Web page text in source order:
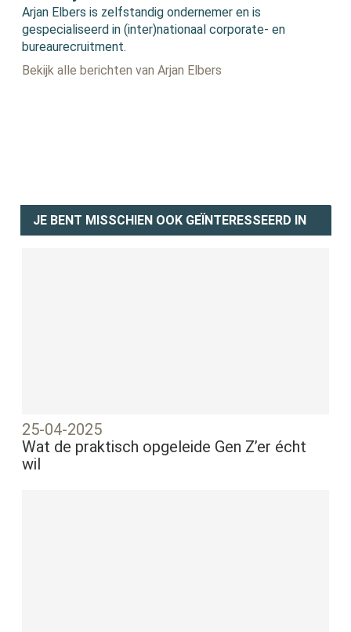
Arjan Elbers is zelfstandig ondernemer en is
gespecialiseerd in (inter)nationaal corporate- en
bureaurecruitment.
Bekijk alle berichten van Arjan Elbers
JE BENT MISSCHIEN OOK GEÏNTERESSEERD IN
25-04-2025
Wat de praktisch opgeleide Gen Z’er écht
wil